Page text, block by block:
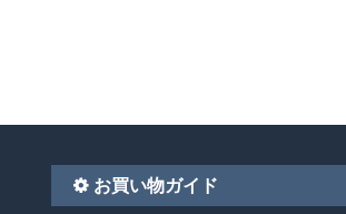
お買い物ガイド